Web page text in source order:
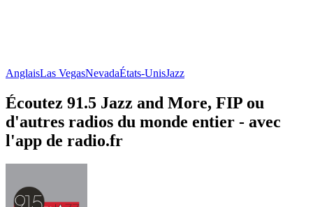
AnglaisLas VegasNevadaÉtats-UnisJazz
Écoutez 91.5 Jazz and More, FIP ou
d'autres radios du monde entier - avec
l'app de radio.fr